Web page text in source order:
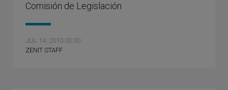
Comisión de Legislación
JUL 14, 2010 00:00
ZENIT STAFF